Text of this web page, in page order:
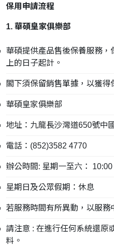
保用申請流程
1. 華碩皇家俱樂部
華碩提供產品售後保養服務
上的日子起計。
閣下須保留銷售單據，以獲得
華碩皇家俱樂部
地址：九龍長沙灣道650號中
電話：(852)3582 4770
辦公時間: 星期一至六：
星期日及公眾假期：休息
若服務時間有所異動，以服務
請注意 : 在進行任何系統還原
料。